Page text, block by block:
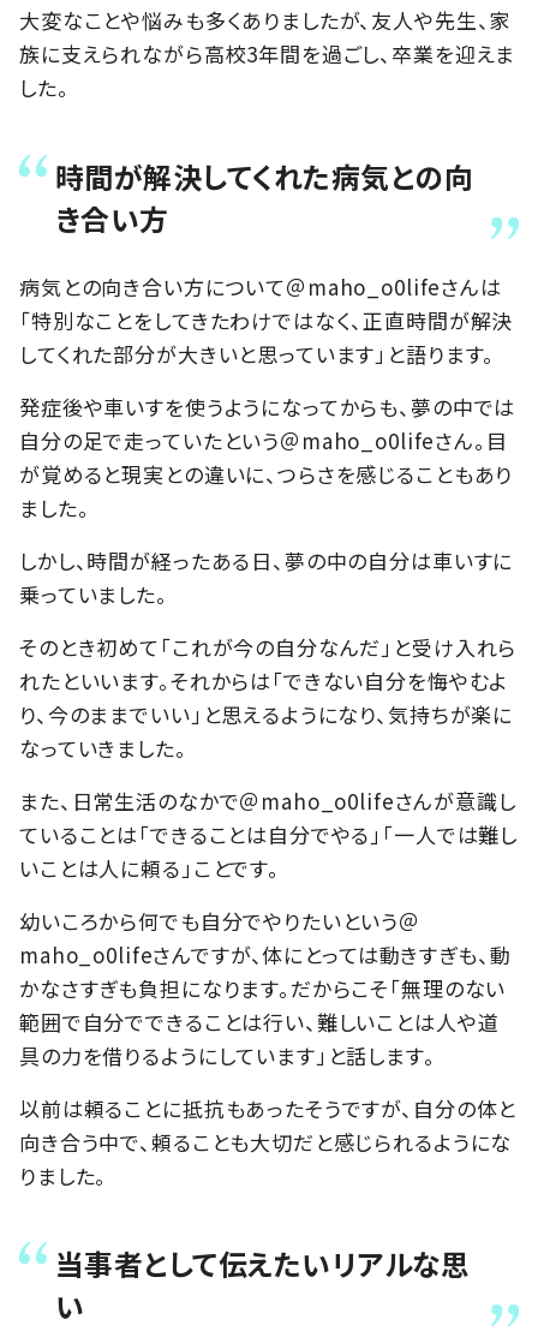
大変なことや悩みも多くありましたが、友人や先生、家
族に支えられながら高校3年間を過ごし、卒業を迎えま
した。
時間が解決してくれた病気との向
き合い方
病気との向き合い方について＠maho_o0lifeさんは
「特別なことをしてきたわけではなく、正直時間が解決
してくれた部分が大きいと思っています」と語ります。
発症後や車いすを使うようになってからも、夢の中では
自分の足で走っていたという＠maho_o0lifeさん。目
が覚めると現実との違いに、つらさを感じることもあり
ました。
しかし、時間が経ったある日、夢の中の自分は車いすに
乗っていました。
そのとき初めて「これが今の自分なんだ」と受け入れら
れたといいます。それからは「できない自分を悔やむよ
り、今のままでいい」と思えるようになり、気持ちが楽に
なっていきました。
また、日常生活のなかで＠maho_o0lifeさんが意識し
ていることは「できることは自分でやる」「一人では難し
いことは人に頼る」ことです。
幼いころから何でも自分でやりたいという＠
maho_o0lifeさんですが、体にとっては動きすぎも、動
かなさすぎも負担になります。だからこそ「無理のない
範囲で自分でできることは行い、難しいことは人や道
具の力を借りるようにしています」と話します。
以前は頼ることに抵抗もあったそうですが、自分の体と
向き合う中で、頼ることも大切だと感じられるようにな
りました。
当事者として伝えたいリアルな思
い